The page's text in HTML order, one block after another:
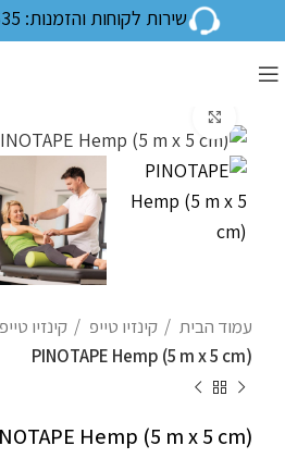
שירות לקוחות והזמנות: 09-7939-635
עמוד הבית קינזיו טייפ
קינזיו
PINOTAPE Hemp (5 m x 5 cm)
Hemp (5 m x 5 cm)